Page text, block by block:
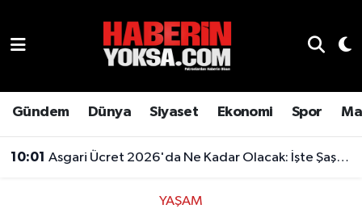
Gündem Dünya Siyaset Ekonomi Spor
10:01 Asgari Ücret 2026'da Ne Kadar Olacak: İşte Şaşırtan Rakam
YAŞAM
Hava Durumu